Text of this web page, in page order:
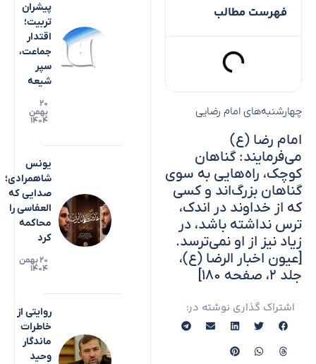
فهرست مطالب
چهارشنبه‌های امام رضایی
امام رضا (ع)
می‌فرمایند: گناهان
کوچک، راه‌هایی به سوی
گناهان بزرگ‌اند و کسی
که از خداوند در اندک،
ترس نداشته باشد، در
زیاد نیز از او نمی‌ترسد.
[عیون اخبار الرضا (ع)،
جلد ۲، صفحه ۱۸۰]
اشتراک گذاری نوشته در:
پیشران
تربیت؛
اقتدار
جماعت،
سپر
شیعه
۲۰
بهمن
۱۴۰۴
یونس
شاهمرادی؛
صدایی که
العفاسی را
محاکمه
کرد
۲۰ بهمن
۱۴۰۴
روایتی از
خاطرات
ماندگار
وحید